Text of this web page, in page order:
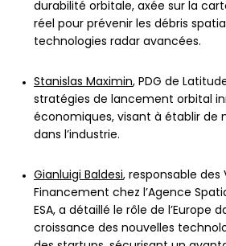
durabilité orbitale, axée sur la
réel pour prévenir les débris
technologies radar avancées.
Stanislas Maximin, PDG de
stratégies de lancement orbital
économiques, visant à établir de
dans l’industrie.
Gianluigi Baldesi, responsable des
Financement chez l’Agence
ESA, a détaillé le rôle de l’Europe
croissance des nouvelles